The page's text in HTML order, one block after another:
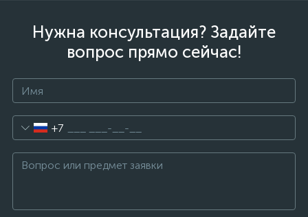
Нужна консультация? Задайте
вопрос прямо сейчас!
+7